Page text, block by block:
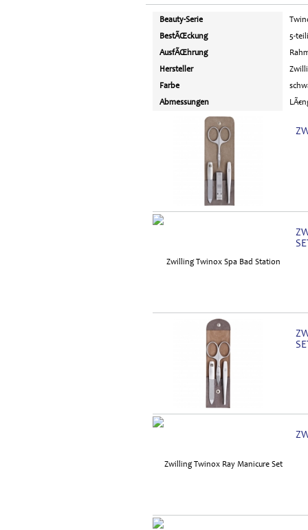
Beauty-Serie
BestÃŒckung
5-
AusfÃŒhrung
Hersteller
Farbe
Abmessungen